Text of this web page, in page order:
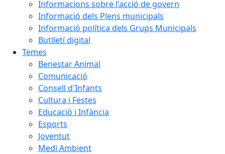
Informacions sobre l'acció de govern
Informació dels Plens municipals
Informació política dels Grups Municipals
Butlletí digital
Temes
Benestar Animal
Comunicació
Consell d'Infants
Cultura i Festes
Educació i Infància
Esports
Joventut
Medi Ambient